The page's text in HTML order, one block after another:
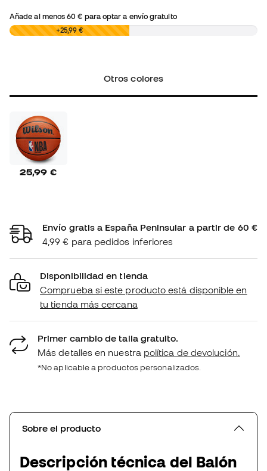
Añade al menos60 € para optar a envío gratuito
0,00 € +25,99 €
Otros colores
25,99 €
Envío gratis a España Peninsular a partir de 60 €
4,99 € para pedidos inferiores
Disponibilidad en tienda
Comprueba si este producto está disponible en
tu tienda más cercana
Primer cambio de talla gratuito.
Más detalles en nuestra política de devolución.
*No aplicable a productos personalizados.
Sobre el producto
Descripción técnica del Balón